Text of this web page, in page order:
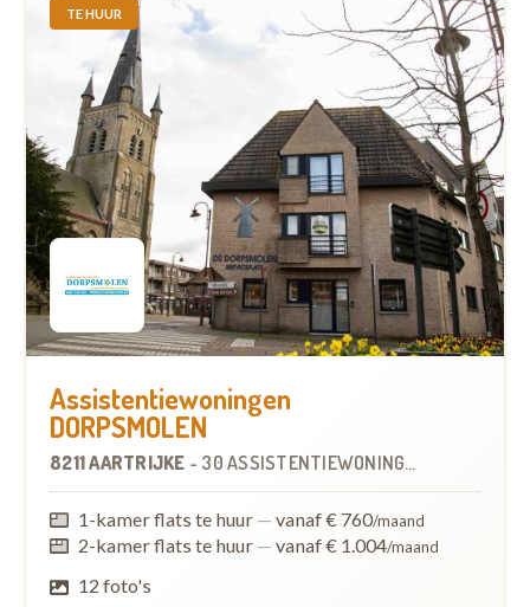
TE HUUR
Assistentiewoningen
DORPSMOLEN
8211 AARTRIJKE - 30 ASSISTENTIEWONINGEN
1-kamer flats te huur — vanaf € 760/maand
2-kamer flats te huur — vanaf € 1.004/maand
12 foto's